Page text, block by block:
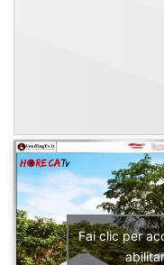
Fai clic per